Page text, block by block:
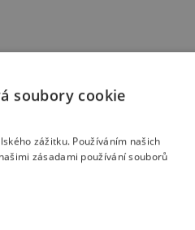
soubory cookie
zážitku. Používáním našich
zásadami používání souborů